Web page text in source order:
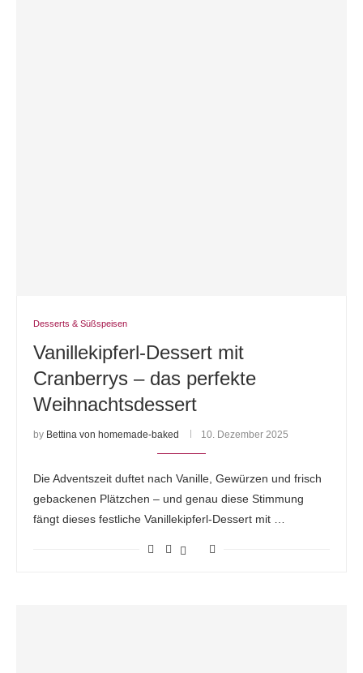
Desserts & Süßspeisen
Vanillekipferl-Dessert mit
Cranberrys – das perfekte
Weihnachtsdessert
by Bettina von homemade-baked 10. Dezember 2025
Die Adventszeit duftet nach Vanille, Gewürzen und frisch
gebackenen Plätzchen – und genau diese Stimmung
fängt dieses festliche Vanillekipferl-Dessert mit …